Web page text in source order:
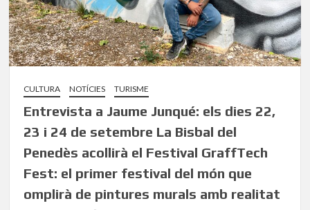
CULTURA NOTÍCIES TURISME
Entrevista a Jaume Junqué: els dies 22,
23 i 24 de setembre La Bisbal del
Penedès acollirà el Festival GraffTech
Fest: el primer festival del món que
omplirà de pintures murals amb realitat